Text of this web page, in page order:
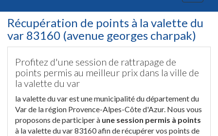
Récupération de points à la valette du
var 83160 (avenue georges charpak)
Profitez d'une session de rattrapage de
points permis au meilleur prix dans la ville de
la valette du var
la valette du var est une municipalité du département du
Var de la région Provence-Alpes-Côte d'Azur. Nous vous
proposons de participer à une session permis à points
à la valette du var 83160 afin de récupérer vos points de